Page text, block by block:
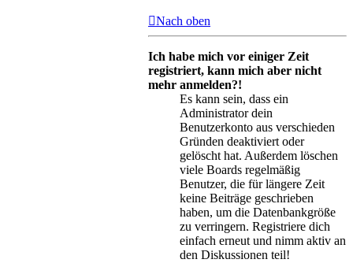
Nach oben
Ich habe mich vor einiger Zeit
registriert, kann mich aber nicht
mehr anmelden?!
Es kann sein, dass ein
Administrator dein
Benutzerkonto aus verschieden
Gründen deaktiviert oder
gelöscht hat. Außerdem löschen
viele Boards regelmäßig
Benutzer, die für längere Zeit
keine Beiträge geschrieben
haben, um die Datenbankgröße
zu verringern. Registriere dich
einfach erneut und nimm aktiv an
den Diskussionen teil!